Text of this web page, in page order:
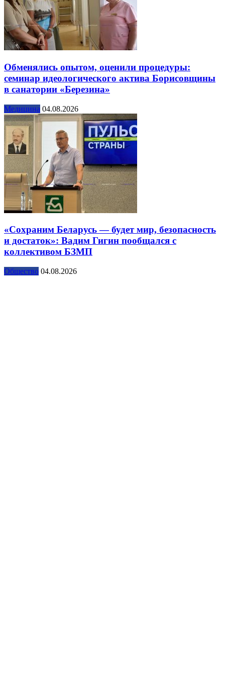
Обменялись опытом, оценили процедуры:
семинар идеологического актива Борисовщины
в санатории «Березина»
Медицина 04.08.2026
«Сохраним Беларусь — будет мир, безопасность
и достаток»: Вадим Гигин пообщался с
коллективом БЗМП
Общество 04.08.2026